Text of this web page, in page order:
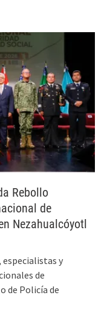
Rebollo
de
Nezahualcóyotl
y
de
de Policía de